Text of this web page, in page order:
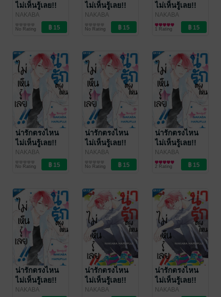
ไม่เห็นรู้เลย!!
ตอน 19
NAKABA
HARUFUJI
Bongkoch
การ์ตูนรายตอน
No Rating
ไม่เห็นรู้เลย!!
ตอน 18
NAKABA
HARUFUJI
Bongkoch
การ์ตูนรายตอน
No Rating
ไม่เห็นรู้เลย!!
ตอน 17
NAKABA
HARUFUJI
Bongkoch
การ์ตูนรายตอน
1 Rating
น่ารักตรงไหน
ไม่เห็นรู้เลย!!
ตอน 16
NAKABA
HARUFUJI
Bongkoch
การ์ตูนรายตอน
No Rating
น่ารักตรงไหน
ไม่เห็นรู้เลย!!
ตอน 15
NAKABA
HARUFUJI
Bongkoch
การ์ตูนรายตอน
No Rating
น่ารักตรงไหน
ไม่เห็นรู้เลย!!
ตอน 14
NAKABA
HARUFUJI
Bongkoch
การ์ตูนรายตอน
2 Rating
น่ารักตรงไหน
ไม่เห็นรู้เลย!!
ตอน 13
NAKABA
น่ารักตรงไหน
ไม่เห็นรู้เลย!!
ตอน 12
NAKABA
น่ารักตรงไหน
ไม่เห็นรู้เลย!!
ตอน 11
NAKABA